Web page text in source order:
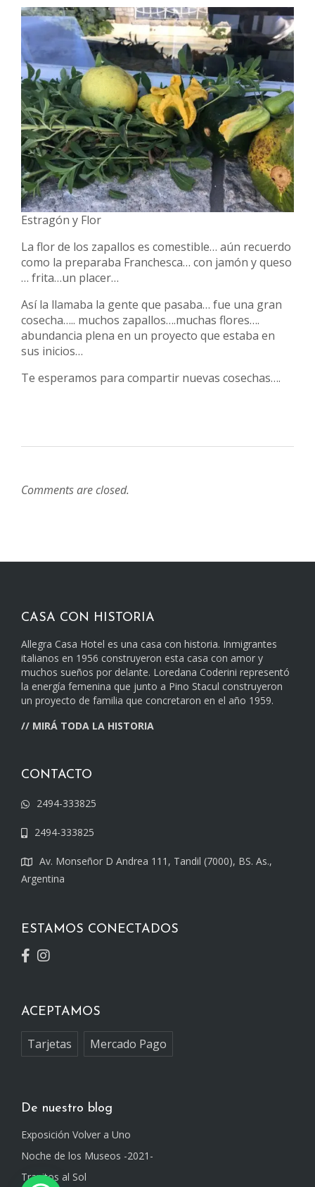
Estragón y Flor
La flor de los zapallos es comestible… aún recuerdo
como la preparaba Franchesca… con jamón y queso
… frita…un placer…
Así la llamaba la gente que pasaba… fue una gran
cosecha….. muchos zapallos….muchas flores….
abundancia plena en un proyecto que estaba en
sus inicios…
Te esperamos para compartir nuevas cosechas….
Comments are closed.
CASA CON HISTORIA
Allegra Casa Hotel es una casa con historia. Inmigrantes
italianos en 1956 construyeron esta casa con amor y
muchos sueños por delante. Loredana Coderini representó
la energía femenina que junto a Pino Stacul construyeron
un proyecto de familia que concretaron en el año 1959.
// MIRÁ TODA LA HISTORIA
CONTACTO
2494-333825
2494-333825
Av. Monseñor D Andrea 111, Tandil (7000), BS. As.,
Argentina
ESTAMOS CONECTADOS
ACEPTAMOS
Tarjetas Mercado Pago
De nuestro blog
Exposición Volver a Uno
Noche de los Museos -2021-
Trapitos al Sol